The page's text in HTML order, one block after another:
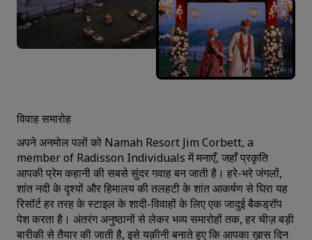
विवाह समारोह
अपने अनमोल पलों को Namah Resort Jim Corbett, a
member of Radisson Individuals में मनाएँ, जहाँ प्रकृति
आपकी प्रेम कहानी की सबसे सुंदर गवाह बन जाती है। हरे-भरे जंगलों,
शांत नदी के दृश्यों और हिमालय की तलहटी के शांत आकर्षण से घिरा यह
रिसॉर्ट हर तरह के स्‍टाइल के शादी-विवाहों के लिए एक जादुई बैकड्रॉप
पेश करता है। अंतरंग अनुष्ठानों से लेकर भव्य समारोहों तक, हर चीज़ बड़ी
बारीकी से तैयार की जाती है, इसे यक़ीनी बनाते हुए कि आपका ख़ास दिन